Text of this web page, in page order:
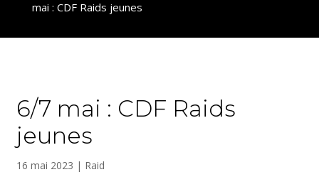
mai : CDF Raids jeunes
6/7 mai : CDF Raids
jeunes
16 mai 2023 | Raid